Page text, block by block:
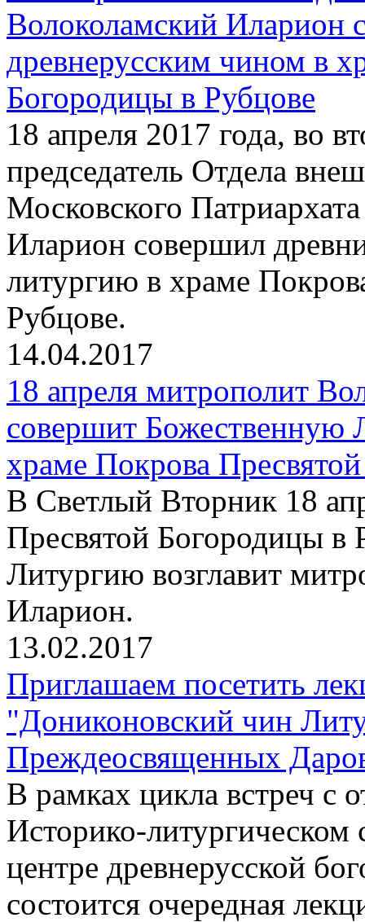
Волоколамский Иларион
древнерусским чином в
Богородицы в Рубцове
18 апреля 2017 года, во
председатель Отдела
Московского
Иларион совершил
литургию в храме
Рубцове.
14.04.2017
18 апреля митрополит
совершит Божественную
храме Покрова
В Светлый Вторник 18
Пресвятой Богородицы в
Литургию возглавит
Иларион.
13.02.2017
Приглашаем посетить
"Дониконовский чин
Преждеосвященных
В рамках цикла встреч
Историко-
центре древнерусской
состоится очередная